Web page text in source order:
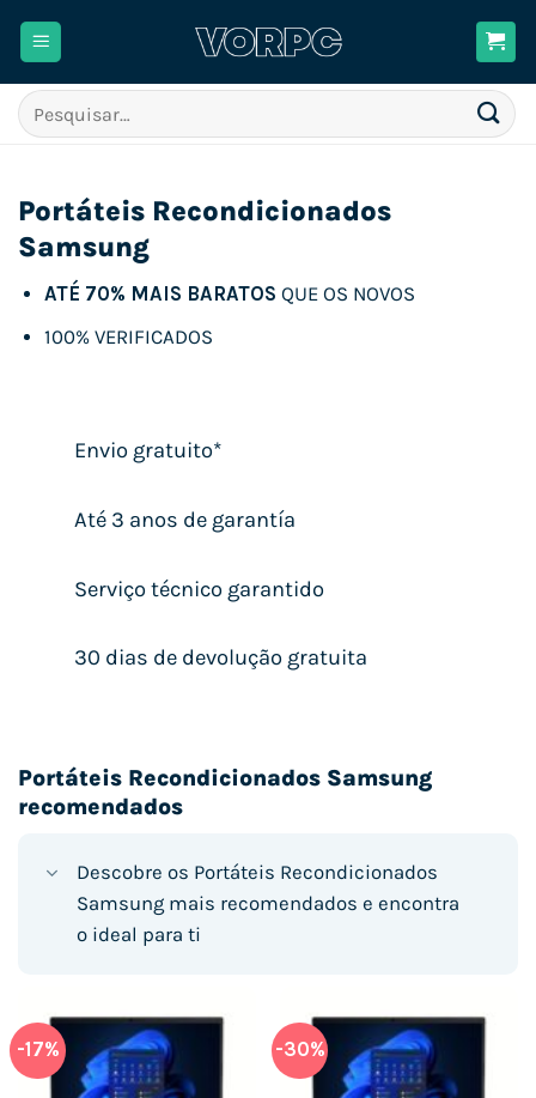
Pesquisar
por:
Portáteis Recondicionados
Samsung
ATÉ 70% MAIS BARATOS QUE OS NOVOS
100% VERIFICADOS
Envio gratuito*
Até 3 anos de garantía
Serviço técnico garantido
30 dias de devolução gratuita
Portáteis Recondicionados Samsung
recomendados
Descobre os Portáteis Recondicionados
Samsung mais recomendados e encontra
o ideal para ti
-17% -30%